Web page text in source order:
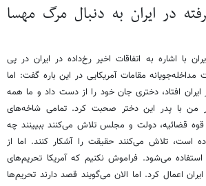
در ایران به دنبال مرگ مهسا
با اشاره به اتفاقات اخیر رخ‌داده در ایران در پی
مقامات آمریکایی در این باره گفت: اما
ایران افتاد، دختری جان خود را از دست داد و ما همه
من با پدر این دختر صحبت کرد. تمامی شاخه‌های
قوه قضائیه، دولت و مجلس تلاش می‌کنند ببیینند چه
است، تلاش می‌کنند حقیقت را آشکار کنند. اما از
می‌شود. فراموش نکنیم که آمریکا تحریم‌های
اعمال کرد. اما الان می‌گویند قصد دارند تحریم‌ها